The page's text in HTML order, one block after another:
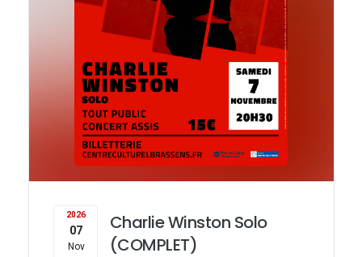
2026
07
Nov
Charlie Winston Solo
(COMPLET)